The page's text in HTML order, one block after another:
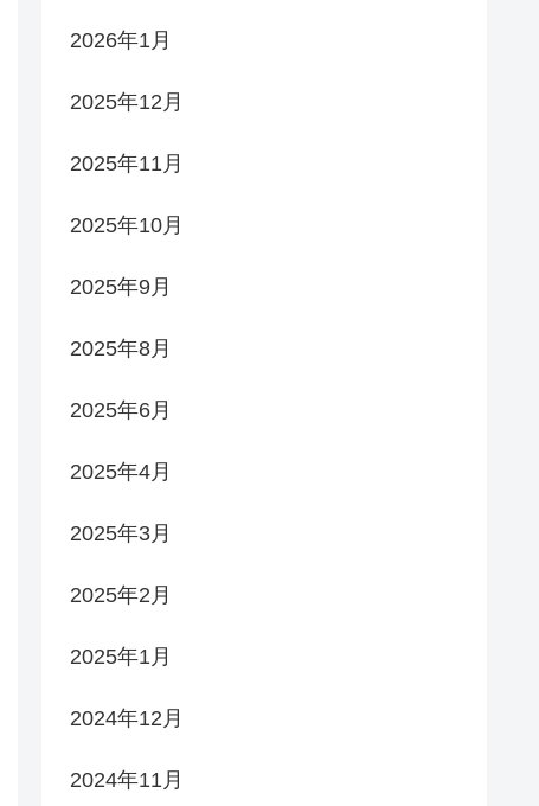
2026年1月
2025年12月
2025年11月
2025年10月
2025年9月
2025年8月
2025年6月
2025年4月
2025年3月
2025年2月
2025年1月
2024年12月
2024年11月